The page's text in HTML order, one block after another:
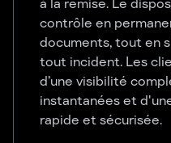
à la remise. Le
contrôle en
documents, tout en
tout incident. Les
d’une visibilité
instantanées et
rapide et sécurisée.